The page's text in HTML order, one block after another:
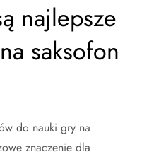
najlepsze
saksofon
do nauki gry na
znaczenie dla